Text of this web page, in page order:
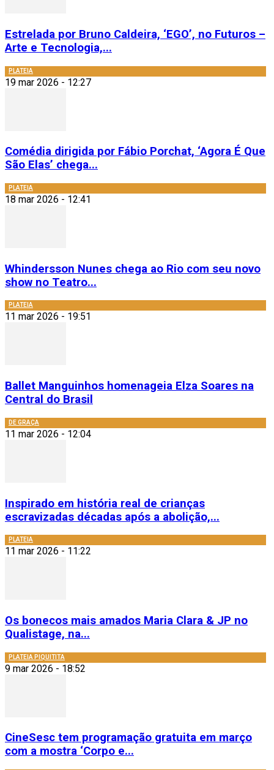
Estrelada por Bruno Caldeira, ‘EGO’, no Futuros –
Arte e Tecnologia,...
PLATEIA
19 mar 2026 - 12:27
Comédia dirigida por Fábio Porchat, ‘Agora É Que
São Elas’ chega...
PLATEIA
18 mar 2026 - 12:41
Whindersson Nunes chega ao Rio com seu novo
show no Teatro...
PLATEIA
11 mar 2026 - 19:51
Ballet Manguinhos homenageia Elza Soares na
Central do Brasil
DE GRAÇA
11 mar 2026 - 12:04
Inspirado em história real de crianças
escravizadas décadas após a abolição,...
PLATEIA
11 mar 2026 - 11:22
Os bonecos mais amados Maria Clara & JP no
Qualistage, na...
PLATEIA PIQUITITA
9 mar 2026 - 18:52
CineSesc tem programação gratuita em março
com a mostra ‘Corpo e...